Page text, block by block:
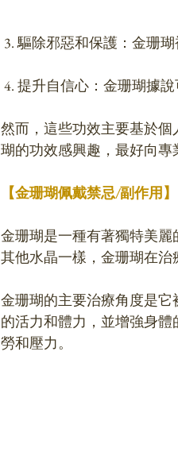
3. 驅除邪惡和保護：金珊
4. 提升自信心：金珊瑚據
然而，這些功效主要基於
瑚的功效感興趣，最好向專
【金珊瑚佩戴禁忌/副作用】
金珊瑚是一種有著獨特美
其他水晶一樣，金珊瑚在治
金珊瑚的主要治療角度是
的活力和體力，並增強身
勞和壓力。